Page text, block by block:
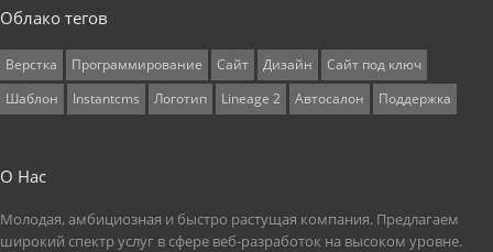
Облако тегов
Верстка Программирование Сайт Дизайн
Сайт под ключ
Шаблон
Instantcms Логотип Lineage 2 Автосалон Поддержка
О Нас
Молодая, амбициозная и быстро растущая компания. Предлагаем
широкий спектр услуг в сфере веб-разработок на высоком уровне.